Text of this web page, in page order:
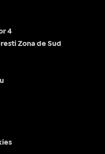
4
Zona de Sud